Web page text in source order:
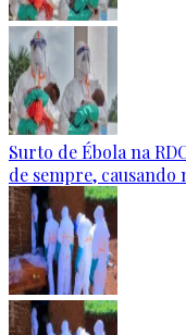
Surto de Ébola na
de sempre, causando